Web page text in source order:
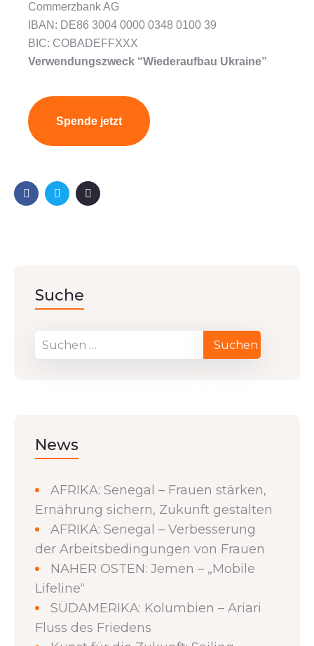
Commerzbank AG
IBAN: DE86 3004 0000 0348 0100 39
BIC: COBADEFFXXX
Verwendungszweck “Wiederaufbau Ukraine”
Spende jetzt
Suche
News
AFRIKA: Senegal – Frauen stärken,
Ernährung sichern, Zukunft gestalten
AFRIKA: Senegal – Verbesserung
der Arbeitsbedingungen von Frauen
NAHER OSTEN: Jemen – „Mobile
Lifeline“
SÜDAMERIKA: Kolumbien – Ariari
Fluss des Friedens